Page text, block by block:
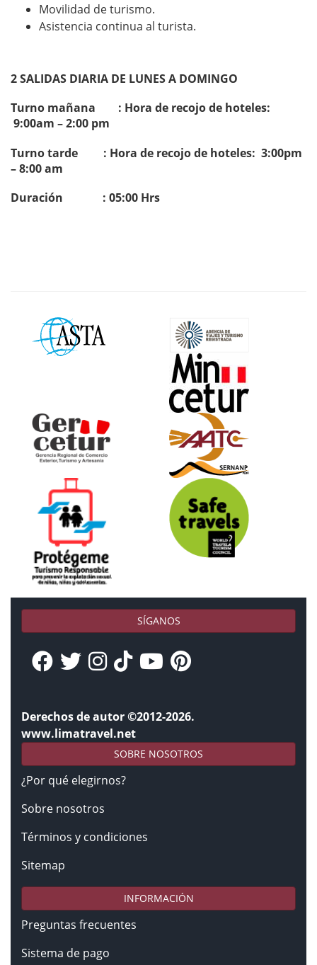
Movilidad de turismo.
Asistencia continua al turista.
2 SALIDAS DIARIA DE LUNES A DOMINGO
Turno mañana : Hora de recojo de hoteles:
9:00am – 2:00 pm
Turno tarde : Hora de recojo de hoteles: 3:00pm
– 8:00 am
Duración : 05:00 Hrs
SÍGANOS
Derechos de autor ©2012-2026.
www.limatravel.net
SOBRE NOSOTROS
¿Por qué elegirnos?
Sobre nosotros
Términos y condiciones
Sitemap
INFORMACIÓN
Preguntas frecuentes
Sistema de pago